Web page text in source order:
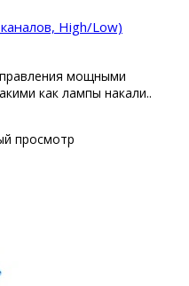
High/Low)
мощными
как лампы накали..
просмотр